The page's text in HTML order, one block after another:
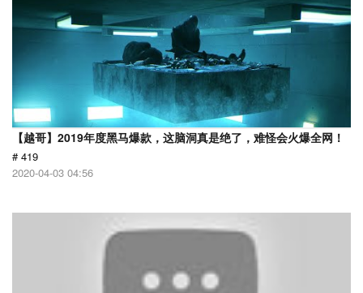
【越哥】2019年度黑马爆款，这脑洞真是绝了，难怪会火爆全网！
# 419
2020-04-03 04:56